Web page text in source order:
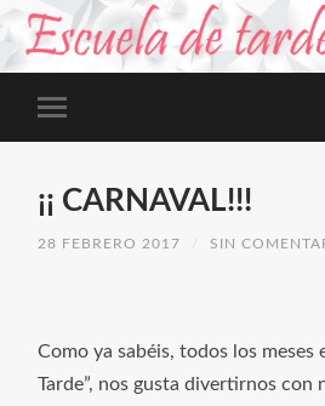
¡¡ CARNAVAL!!!
28 FEBRERO 2017 SIN
Como ya sabéis, todos los meses
Tarde”, nos gusta divertirnos con